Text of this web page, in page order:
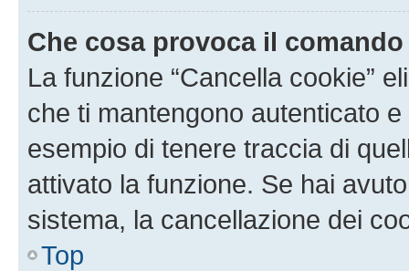
Che cosa provoca il
La funzione “Cancella cookie”
che ti mantengono autenticato
esempio di tenere traccia di
attivato la funzione. Se hai
sistema, la cancellazione dei
Top